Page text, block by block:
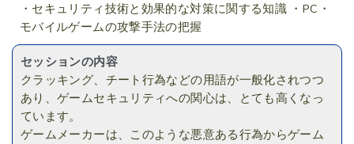
・セキュリティ技術と効果的な対策に関する知識 ・PC・
モバイルゲームの攻撃手法の把握
セッションの内容
クラッキング、チート行為などの用語が一般化されつつ
あり、ゲームセキュリティへの関心は、とても高くなっ
ています。
ゲームメーカーは、このような悪意ある行為からゲーム